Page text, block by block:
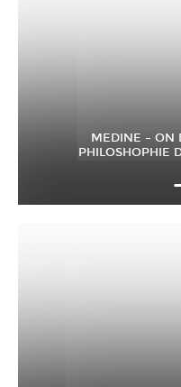
MEDINE – ON
PHILOSHOPHIE